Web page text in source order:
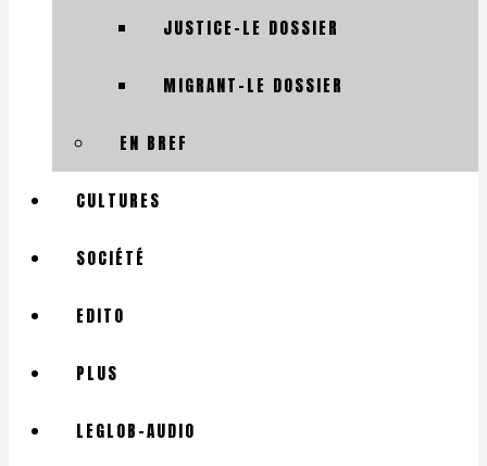
JUSTICE-LE DOSSIER
MIGRANT-LE DOSSIER
EN BREF
CULTURES
SOCIÉTÉ
EDITO
PLUS
LEGLOB-AUDIO